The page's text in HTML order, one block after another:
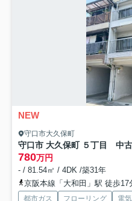
NEW
守口市大久保町
守口市 大久保町 ５丁目 中
780万円
- / 81.54㎡ / 4DK /築31年
京阪本線「大和田」駅 徒歩17
都市ガス フローリング 電